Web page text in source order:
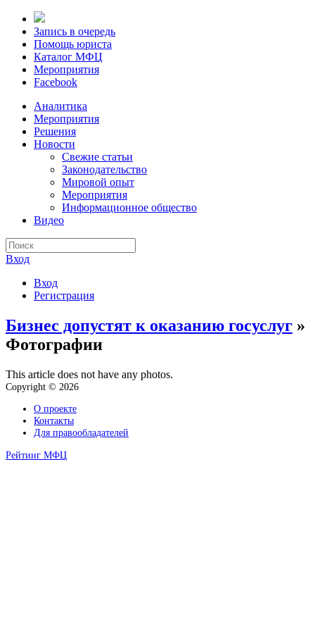
Запись в очередь
Помощь юриста
Каталог МФЦ
Мероприятия
Facebook
Аналитика
Мероприятия
Решения
Новости
Свежие статьи
Законодательство
Мировой опыт
Мероприятия
Информационное общество
Видео
Вход
Вход
Регистрация
Бизнес допустят к оказанию госуслуг »
Фотографии
This article does not have any photos.
Copyright © 2026
О проекте
Контакты
Для правообладателей
Рейтинг МФЦ